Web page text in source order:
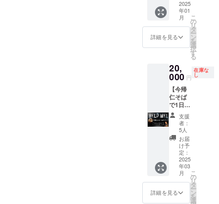
をご確
認くだ
さい。
ないで
お好き
なメ
ニュー
をお召
す ※現
地まで
の旅費
交通費
はご自
身にて
ご負担
くださ
いませ
※日程は
要相談
にて決
めさせ
てくだ
さい ※
有効期
限2025
年6月〜
2027年
5月末日
まで ※
全国エ
交通費
や滞在
費は負
担頂け
ますと
幸いで
す ※日
程や場
所等、
詳細は
メール
にてご
相談さ
せてい
ただき
ます ※
お仕事
ンマン
ライブ
を開
催！ ク
ラファ
ン報
告、裏
状、そ
してこ
れから
のビ
ジョン
や計
画、な
どな
ど、プ
ロジェ
クトの
全容を
公開！
ここだ
けの話
が盛り
だくさ
2025
年01
月
詳細を見る
こ
の
リ
タ
ー
ン
を
選
択
す
る
20,
000 円
在庫な
し
【今帰
仁そば
で1日ス
タッフ
として
ミヤマ
テツオ
を助け
られる
権利】
今帰仁
そばで
働いて
いただ
き、何
支援
者：
5人
お届
け予
定：
2025
年03
月
詳細を見る
こ
の
リ
タ
ー
ン
を
選